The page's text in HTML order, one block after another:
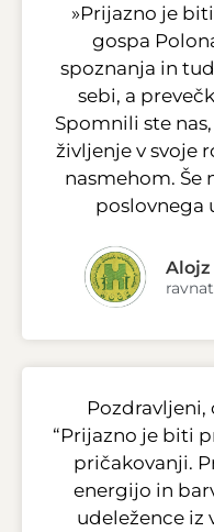
»Prijazno je
gospa
spoznanja in
sebi, a
Spomnili ste
življenje v svoje
nasmehom. Še
poslovnega
Pozdravljeni,
“Prijazno je biti
pričakovanji.
energijo in
udeležence iz